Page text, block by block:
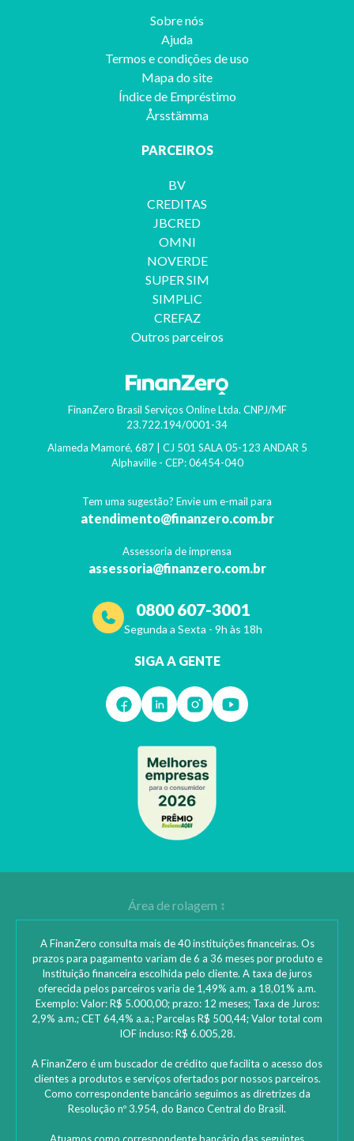
Sobre nós
Ajuda
Termos e condições de uso
Mapa do site
Índice de Empréstimo
Årsstämma
PARCEIROS
BV
CREDITAS
JBCRED
OMNI
NOVERDE
SUPER SIM
SIMPLIC
CREFAZ
Outros parceiros
FinanZero Brasil Serviços Online Ltda. CNPJ/MF
23.722.194/0001-34
Alameda Mamoré, 687 | CJ 501 SALA 05-123 ANDAR 5
Alphaville- CEP: 06454-040
Tem uma sugestão? Envie um e-mail para
atendimento@finanzero.com.br
Assessoria de imprensa
assessoria@finanzero.com.br
0800 607-3001
Segunda a Sexta - 9h às 18h
SIGA A GENTE
A FinanZero consulta mais de 40 instituições financeiras. Os
prazos para pagamento variam de 6 a 36 meses por produto e
Instituição financeira escolhida pelo cliente. A taxa de juros
oferecida pelos parceiros varia de 1,49% a.m. a 18,01% a.m.
Exemplo: Valor: R$ 5.000,00; prazo: 12 meses; Taxa de Juros:
2,9% a.m.; CET 64,4% a.a.; Parcelas R$ 500,44; Valor total com
IOF incluso: R$ 6.005,28.
A FinanZero é um buscador de crédito que facilita o acesso dos
clientes a produtos e serviços ofertados por nossos parceiros.
Como correspondente bancário seguimos as diretrizes da
Resolução nº 3.954, do Banco Central do Brasil.